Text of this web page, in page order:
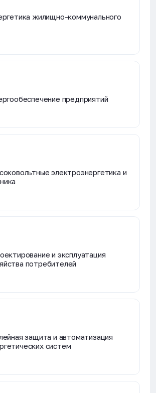
жилищно-коммунального
предприятий
электроэнергетика и
и эксплуатация
потребителей
защита и автоматизация
систем